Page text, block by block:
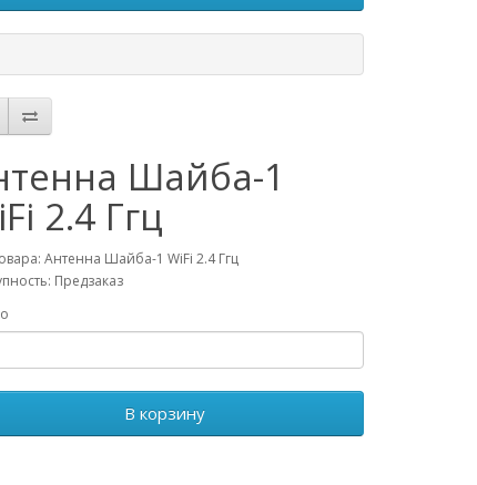
Шайба-1
2.4 Ггц
Антенна Шайба-1 WiFi 2.4 Ггц
Предзаказ
В корзину